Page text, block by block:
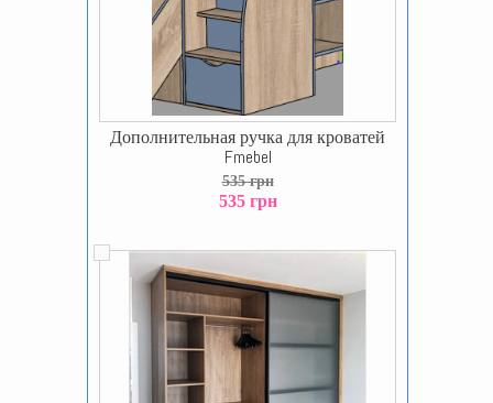
Дополнительная ручка для кроватей
Fmebel
535 грн
535 грн